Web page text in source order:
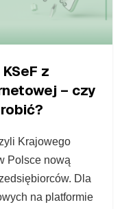
z
– czy
Krajowego
Polsce nową
Dla
na platformie